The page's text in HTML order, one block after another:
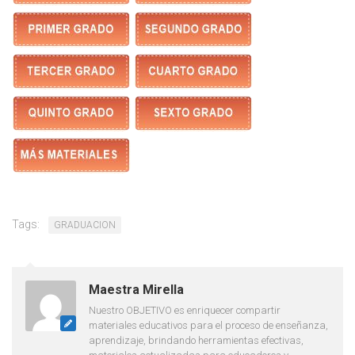
Tags: GRADUACION
Maestra Mirella
Nuestro OBJETIVO es enriquecer compartir
materiales educativos para el proceso de enseñanza,
aprendizaje, brindando herramientas efectivas,